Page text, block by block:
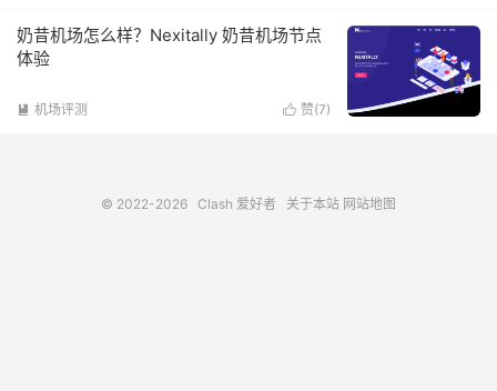
奶昔机场怎么样？Nexitally 奶昔机场节点
体验
 赞(7)
 机场评测
© 2022-2026 Clash 爱好者 关于本站 网站地图